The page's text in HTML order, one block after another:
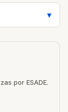
por ESADE.